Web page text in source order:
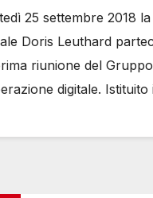
25 settembre 2018 la
Doris Leuthard
riunione del
digitale. Istituito